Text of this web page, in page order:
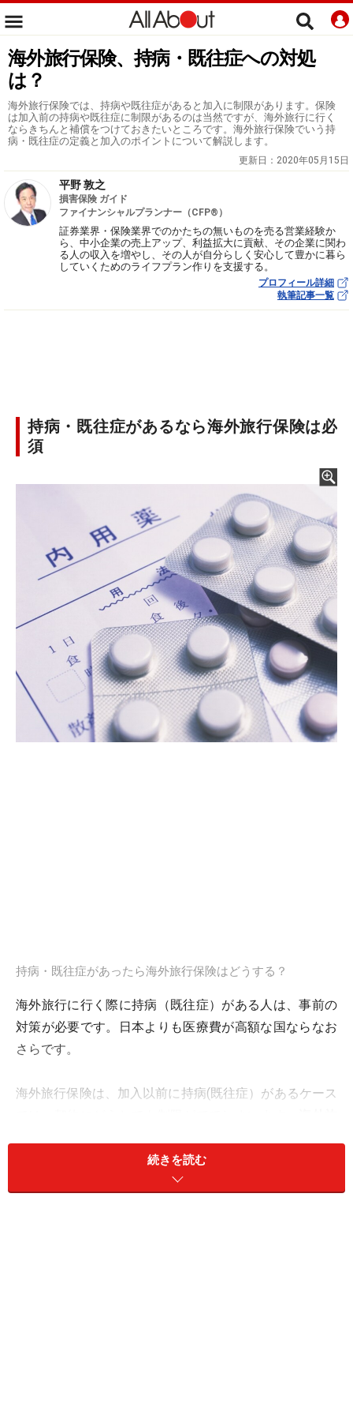
海外旅行保険、持病・既往症への対処
は？
海外旅行保険では、持病や既往症があると加入に制限があります。保険
は加入前の持病や既往症に制限があるのは当然ですが、海外旅行に行く
ならきちんと補償をつけておきたいところです。海外旅行保険でいう持
病・既往症の定義と加入のポイントについて解説します。
更新日： 2020年05月15日
平野 敦之
損害保険 ガイド
ファイナンシャルプランナー（CFP®）
証券業界・保険業界でのかたちの無いものを売る営業経験か
ら、中小企業の売上アップ、利益拡大に貢献、その企業に関わ
る人の収入を増やし、その人が自分らしく安心して豊かに暮ら
していくためのライフプラン作りを支援する。
プロフィール詳細
執筆記事一覧
持病・既往症があるなら海外旅行保険は必
須
持病・既往症があったら海外旅行保険はどうする？
海外旅行に行く際に持病（既往症）がある人は、事前の
対策が必要です。日本よりも医療費が高額な国ならなお
さらです。
海外旅行保険は、加入以前に持病(既往症）があるケース
加入のポイントについてお話しします。
続きを読む